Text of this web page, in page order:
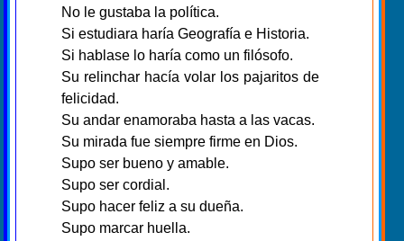
No le gustaba la política.
Si estudiara haría Geografía e Historia.
Si hablase lo haría como un filósofo.
Su relinchar hacía volar los pajaritos de
felicidad.
Su andar enamoraba hasta a las vacas.
Su mirada fue siempre firme en Dios.
Supo ser bueno y amable.
Supo ser cordial.
Supo hacer feliz a su dueña.
Supo marcar huella.